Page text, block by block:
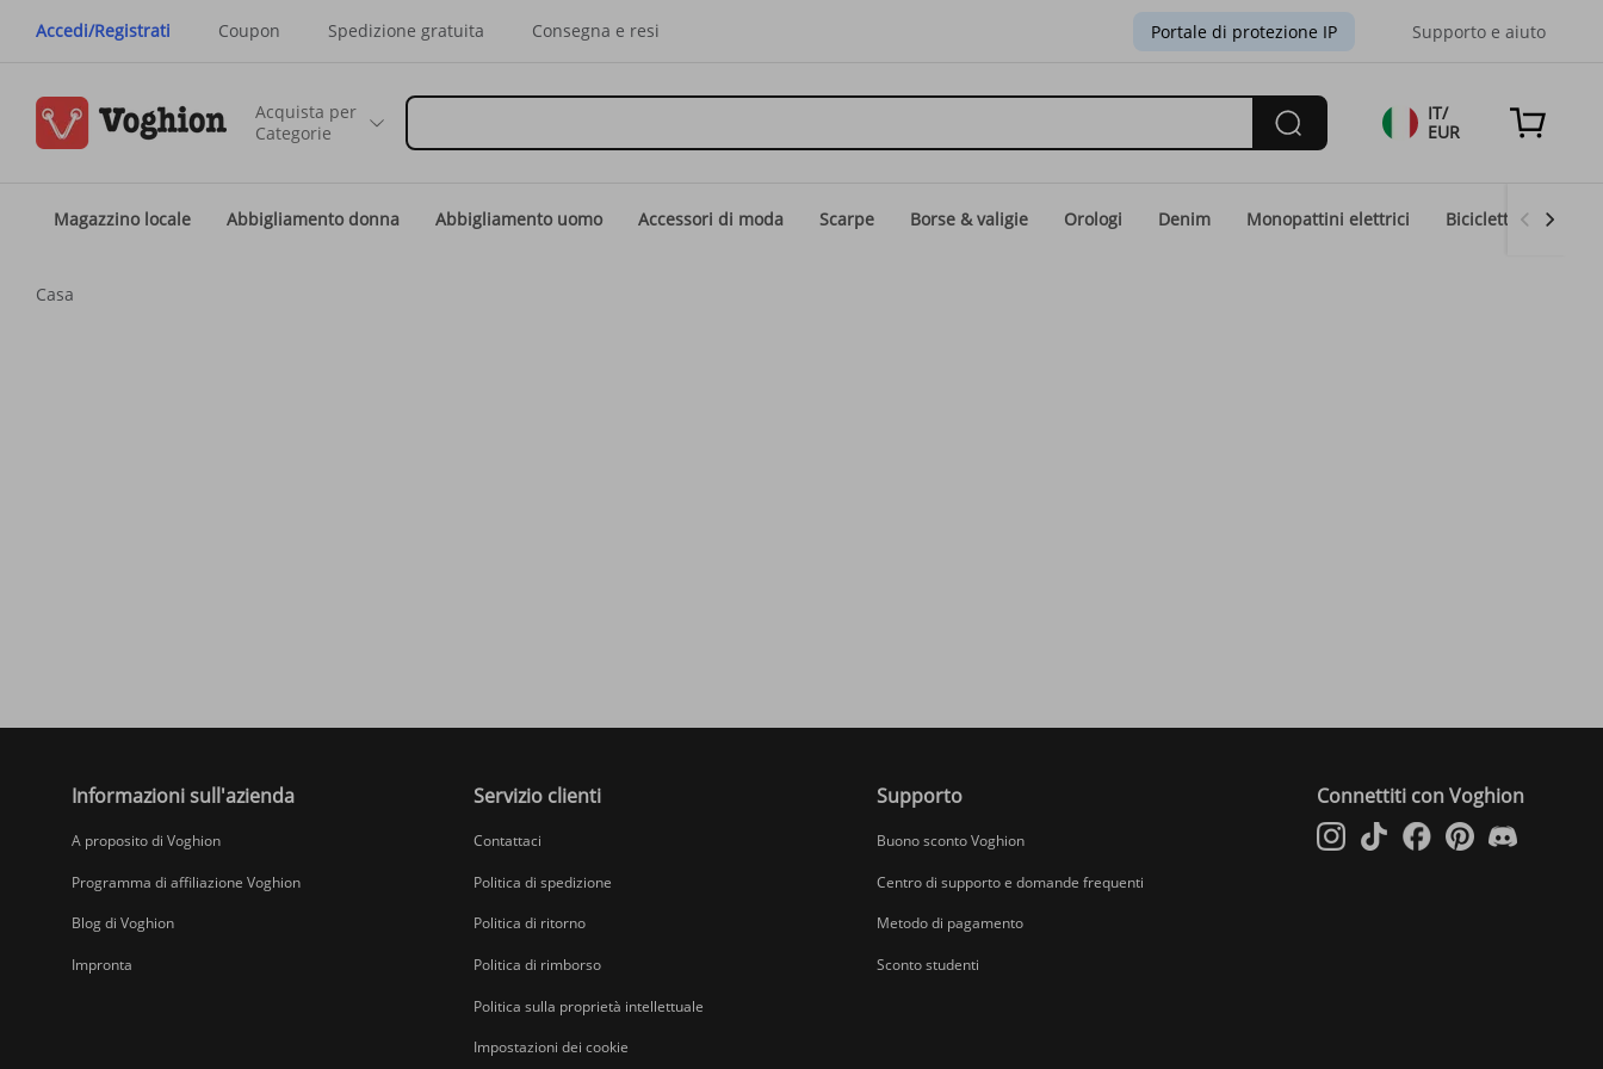
Accedi/Registrati Coupon Spedizione gratuita Consegna e resi Portale di protezione IP Supporto e aiuto
Acquista per
Categorie
IT/
EUR
Magazzino locale Abbigliamento donna Abbigliamento uomo Accessori di moda Scarpe Borse & valigie Orologi Denim Monopattini elettrici Biciclette elettriche
Casa
Informazioni sull'azienda
A proposito di Voghion
Programma di affiliazione Voghion
Blog di Voghion
Impronta
Servizio clienti
Contattaci
Politica di spedizione
Politica di ritorno
Politica di rimborso
Politica sulla proprietà intellettuale
Impostazioni dei cookie
Supporto
Buono sconto Voghion
Centro di supporto e domande frequenti
Metodo di pagamento
Sconto studenti
Connettiti con Voghion